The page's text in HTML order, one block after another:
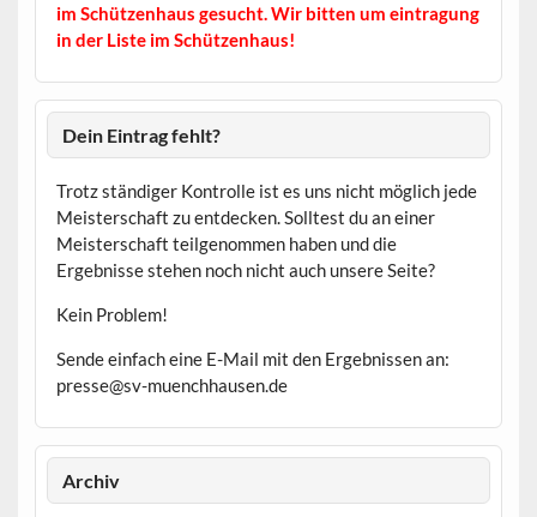
im Schützenhaus gesucht. Wir bitten um eintragung
in der Liste im Schützenhaus!
Dein Eintrag fehlt?
Trotz ständiger Kontrolle ist es uns nicht möglich jede
Meisterschaft zu entdecken. Solltest du an einer
Meisterschaft teilgenommen haben und die
Ergebnisse stehen noch nicht auch unsere Seite?
Kein Problem!
Sende einfach eine E-Mail mit den Ergebnissen an:
presse@sv-muenchhausen.de
Archiv